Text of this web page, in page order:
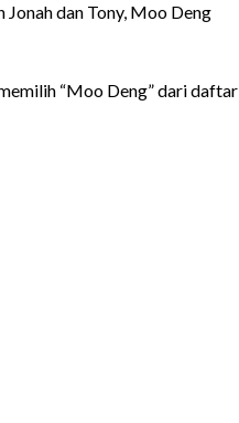
dan Tony, Moo Deng
“Moo Deng” dari daftar